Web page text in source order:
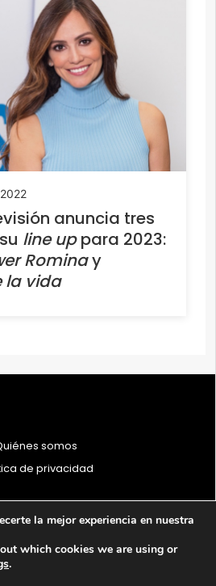
anuncia tres
line uppara 2023:
Rominay
la vida
somos
de privacidad
- Todos los derechos reservados
la mejor experiencia en nuestra
which cookies we are using or
.